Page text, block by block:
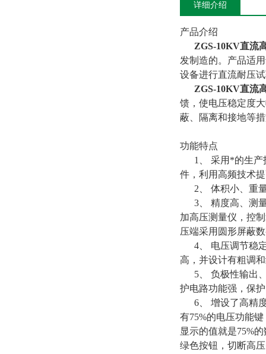
详细介绍
产品介绍
ZGS-10KV直流
发制造的。产品适
设备进行直流耐压
ZGS-10KV直流
馈，使电压稳定度
蔽、隔离和接地等
功能特点
1、 采用*的生产
件，利用高频技术
2、 体积小、重量
3、 精度高、测量
加高压测量仪，控
压端采用圆形屏蔽
4、 电压调节稳定
高，并设计有粗调
5、 负极性输出、
护电路功能强，保
6、 增设了高精度
有75%的电压功能
显示的值就是75%
绿色按钮，切断高